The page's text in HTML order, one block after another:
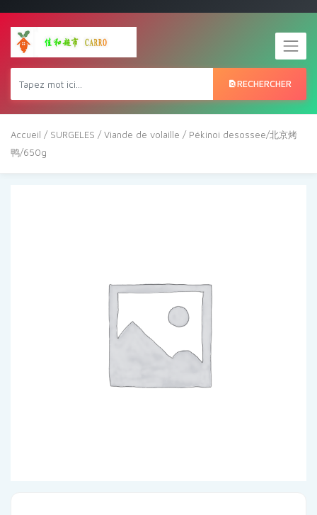
RECHERCHER
Accueil / SURGELES /Viande de volaille / Pékinoi desossee/北京烤
鸭/650g